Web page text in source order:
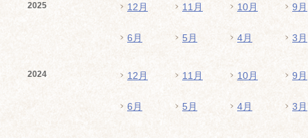
2025 12月 11月 10月 9月
6月 5月 4月 3月
2024 12月 11月 10月 9月
6月 5月 4月 3月